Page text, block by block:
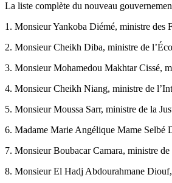
La liste complète du nouveau
1. Monsieur Yankoba Diémé, ministre des
2. Monsieur Cheikh Diba, ministre de
3. Monsieur Mohamedou Makhtar Cissé,
4. Monsieur Cheikh Niang, ministre de
5. Monsieur Moussa Sarr, ministre de la
6. Madame Marie Angélique Mame Selbé
7. Monsieur Boubacar Camara, ministre
8. Monsieur El Hadj Abdourahmane